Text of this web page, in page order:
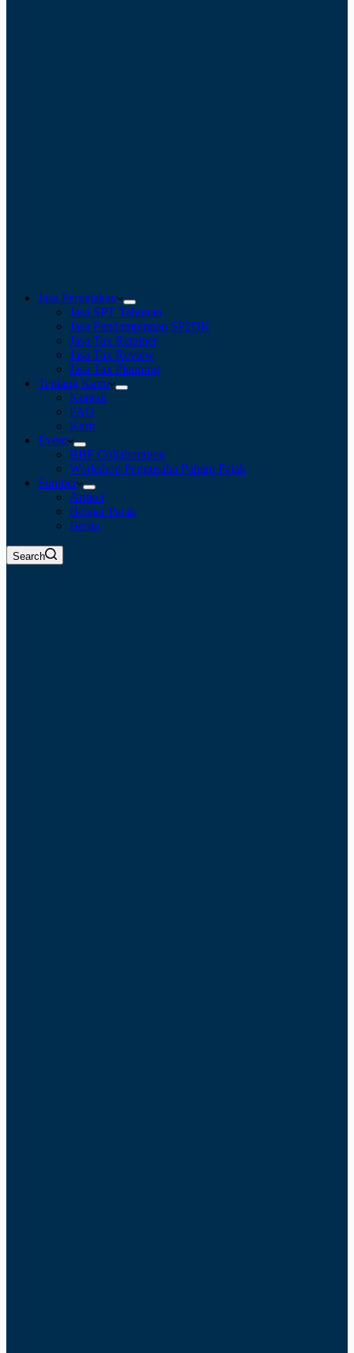
Jasa Perpajakan
Jasa SPT Tahunan
Jasa Pendampingan SP2DK
Jasa Tax Retainer
Jasa Tax Review
Jasa Tax Planning
Tentang Kami
Kontak
FAQ
Karir
Event
BBF Collaboration
Workshop Pengusaha Paham Pajak
Sumber
Artikel
Belajar Pajak
Berita
Search